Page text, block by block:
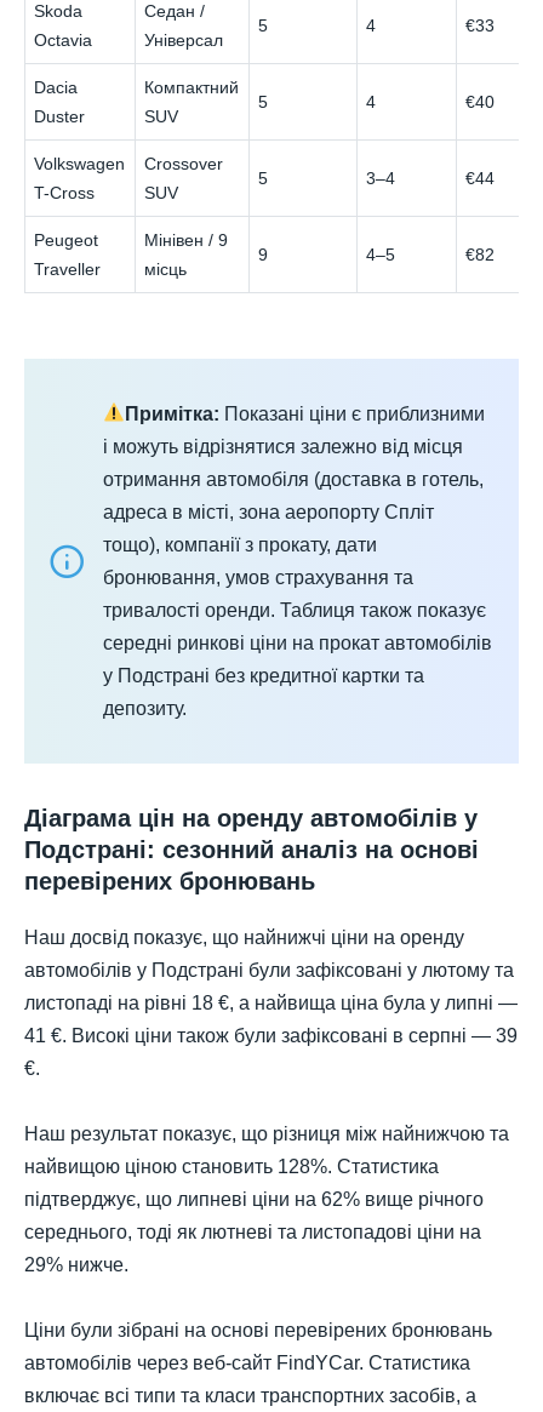
Skoda
Octavia
Седан /
Універсал
5 4 €33
Dacia
Duster
Компактний
SUV
5 4 €40
Volkswagen
T-Cross
Crossover
SUV
5 3–4 €44
Peugeot
Traveller
Мінівен / 9
місць
9 4–5 €82
Примітка: Показані ціни є приблизними
і можуть відрізнятися залежно від місця
отримання автомобіля (доставка в готель,
адреса в місті, зона аеропорту Спліт
тощо), компанії з прокату, дати
бронювання, умов страхування та
тривалості оренди. Таблиця також показує
середні ринкові ціни на прокат автомобілів
у Подстрані без кредитної картки та
депозиту.
Діаграма цін на оренду автомобілів у
Подстрані: сезонний аналіз на основі
перевірених бронювань
Наш досвід показує, що найнижчі ціни на оренду
автомобілів у Подстрані були зафіксовані у лютому та
листопаді на рівні 18 €, а найвища ціна була у липні —
41 €. Високі ціни також були зафіксовані в серпні — 39
€.
Наш результат показує, що різниця між найнижчою та
найвищою ціною становить 128%. Статистика
підтверджує, що липневі ціни на 62% вище річного
середнього, тоді як лютневі та листопадові ціни на
29% нижче.
Ціни були зібрані на основі перевірених бронювань
автомобілів через веб-сайт FindYCar. Статистика
включає всі типи та класи транспортних засобів, а